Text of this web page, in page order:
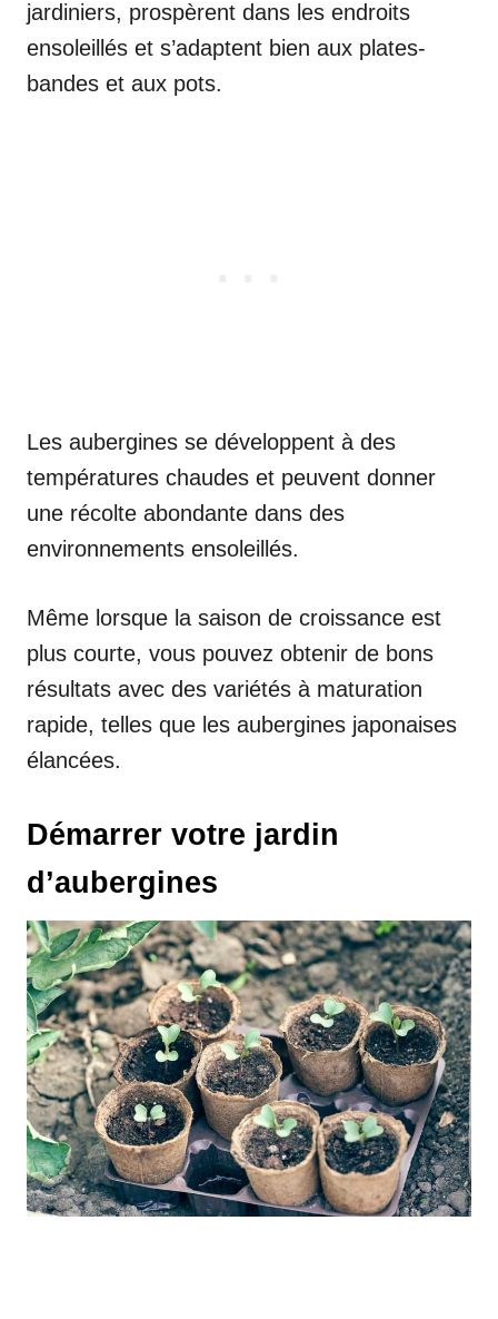
jardiniers, prospèrent dans les endroits
ensoleillés et s’adaptent bien aux plates-
bandes et aux pots.
Les aubergines se développent à des
températures chaudes et peuvent donner
une récolte abondante dans des
environnements ensoleillés.
Même lorsque la saison de croissance est
plus courte, vous pouvez obtenir de bons
résultats avec des variétés à maturation
rapide, telles que les aubergines japonaises
élancées.
Démarrer votre jardin
d’aubergines